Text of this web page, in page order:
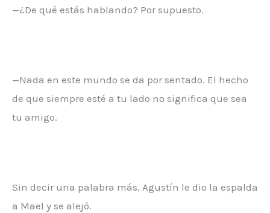
—¿De qué estás hablando? Por supuesto.
—Nada en este mundo se da por sentado. El hecho
de que siempre esté a tu lado no significa que sea
tu amigo.
Sin decir una palabra más, Agustín le dio la espalda
a Mael y se alejó.